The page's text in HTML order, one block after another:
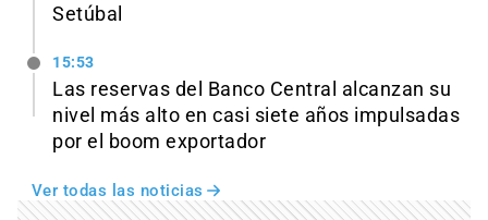
Setúbal
15:53
Las reservas del Banco Central alcanzan su
nivel más alto en casi siete años impulsadas
por el boom exportador
Ver todas las noticias